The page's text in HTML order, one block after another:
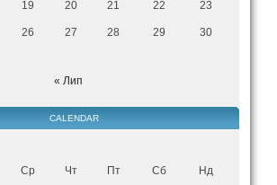
19 20 21 22 23
26 27 28 29 30
« Лип
CALENDAR
Ср Чт Пт Сб Нд